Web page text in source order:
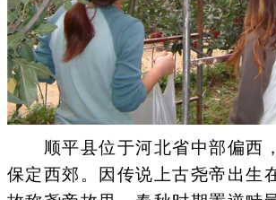
顺平县位于河北省中部偏西，
保定西郊。因传说上古尧帝出生